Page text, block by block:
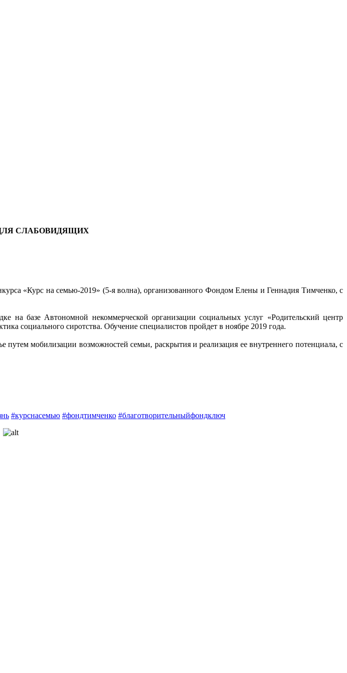
СЛАБОВИДЯЩИХ
«Курс на семью-2019» (5-я волна), организованного Фондом Елены и Геннадия Тимченко, с
на базе Автономной некоммерческой организации социальных услуг «Родительский центр
социального сиротства. Обучение специалистов пройдет в ноябре 2019 года.
мобилизации возможностей семьи, раскрытия и реализация ее внутреннего потенциала, с
#курснасемью #фондтимченко #благотворительныйфондключ